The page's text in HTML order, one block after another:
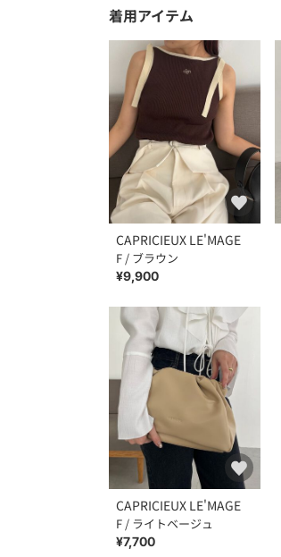
着用アイテム
CAPRICIEUX LE'MAGE
F / ブラウン
¥9,900
CAPRICIEUX LE'MAGE
F / ライトベージュ
¥7,700